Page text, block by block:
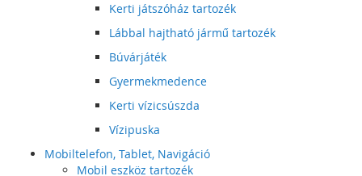
Kerti játszóház tartozék
Lábbal hajtható jármű tartozék
Búvárjáték
Gyermekmedence
Kerti vízicsúszda
Vízipuska
Mobiltelefon, Tablet, Navigáció
Mobil eszköz tartozék